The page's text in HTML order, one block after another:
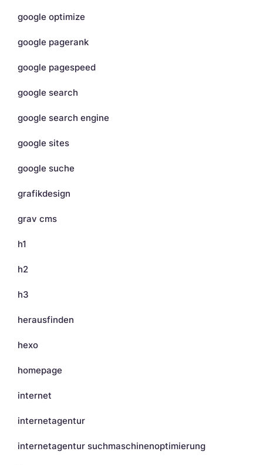
google optimize
google pagerank
google pagespeed
google search
google search engine
google sites
google suche
grafikdesign
grav cms
h1
h2
h3
herausfinden
hexo
homepage
internet
internetagentur
internetagentur suchmaschinenoptimierung